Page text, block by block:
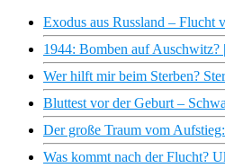
Exodus aus Russland – Flucht
1944: Bomben auf
Wer hilft mir beim Sterben?
Bluttest vor der Geburt –
Der große Traum vom
Was kommt nach der Flucht?